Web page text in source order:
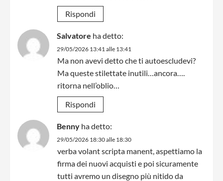
Rispondi
Salvatore ha detto:
29/05/2026 13:41 alle 13:41
Ma non avevi detto che ti autoescludevi?
Ma queste stilettate inutili…ancora….
ritorna nell’oblio…
Rispondi
Benny ha detto:
29/05/2026 18:30 alle 18:30
verba volant scripta manent, aspettiamo la
firma dei nuovi acquisti e poi sicuramente
tutti avremo un disegno più nitido da